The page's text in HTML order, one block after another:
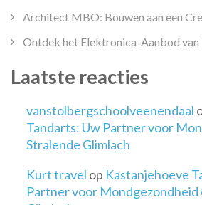
Architect MBO: Bouwen aan een
Ontdek het Elektronica-Aanbod
Laatste reacties
vanstolbergschoolveenendaal
Tandarts: Uw Partner voor
Stralende Glimlach
Kurt travel op Kastanjehoeve
Partner voor Mondgezondheid